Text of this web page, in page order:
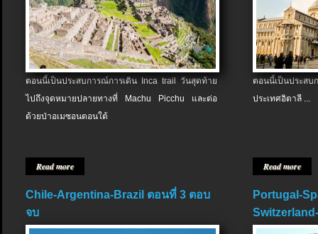
ตอนนี้เป็นประสบการณ์การเดิน Inca trail วันสุดท้าย
ไปถึงจุดหมายปลายทางที่ Machu Picchu และต่อ
ด้วยป่าอเมซอนตอนใต้
Read more
ตอนนี้เป็นประส
ประเทศอิตาลี ...
Read more
Chile-Argentina-Brazil ตอนที่ 3 ตอบ
จบ
Portugal-